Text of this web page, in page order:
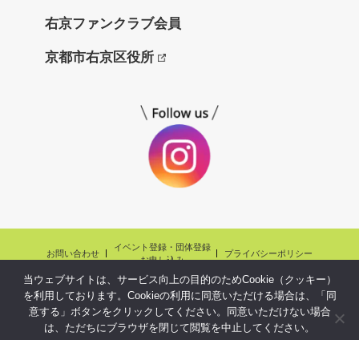
右京ファンクラブ会員
京都市右京区役所
お問い合わせ
イベント登録・団体登録
お申し込み
プライバシーポリシー
Copyright©ukyo fanclubnet.,Ltd.All Rights reserved.
当ウェブサイトは、サービス向上の目的のためCookie（クッキー）
を利用しております。Cookieの利用に同意いただける場合は、「同
意する」ボタンをクリックしてください。同意いただけない場合
は、ただちにブラウザを閉じて閲覧を中止してください。